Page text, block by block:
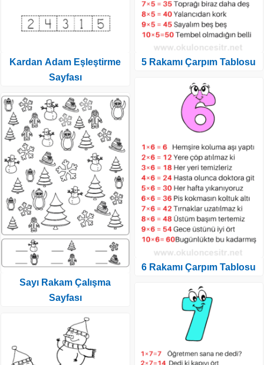
Kardan Adam Eşleştirme
Sayfası
Sayı Rakam Çalışma
Sayfası
5 Rakamı Çarpım Tablosu
6 Rakamı Çarpım Tablosu